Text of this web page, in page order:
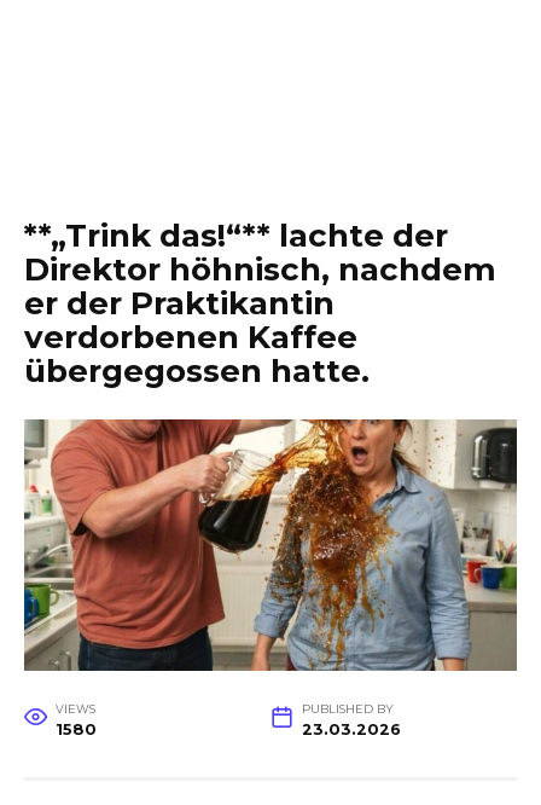
**„Trink das!“** lachte der
Direktor höhnisch, nachdem
er der Praktikantin
verdorbenen Kaffee
übergegossen hatte.
VIEWS
1580
PUBLISHED BY
23.03.2026